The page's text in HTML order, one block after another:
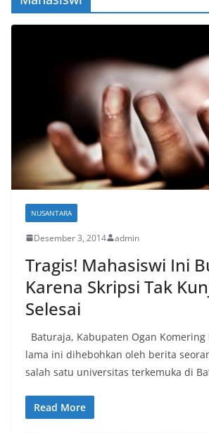
NUSANTARA
Desember 3, 2014 admin
Tragis! Mahasiswi Ini
Karena Skripsi Tak
Selesai
Baturaja, Kabupaten Ogan Komering
lama ini dihebohkan oleh berita
salah satu universitas terkemuka di
Read More